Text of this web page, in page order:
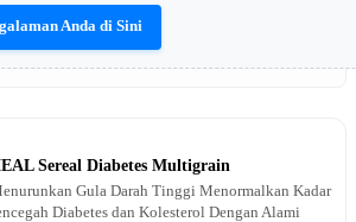
Anda di Sini
Sereal Diabetes Multigrain
Gula Darah Tinggi Menormalkan Kadar
Diabetes dan Kolesterol Dengan Alami